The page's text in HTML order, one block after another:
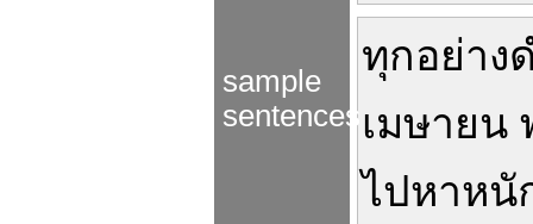
sample
sentences
ทุกอย่าง
เมษายน
ไปหาหนั